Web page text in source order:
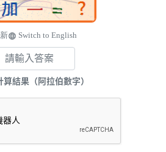
language Switch to English
算結果（阿拉伯數字）